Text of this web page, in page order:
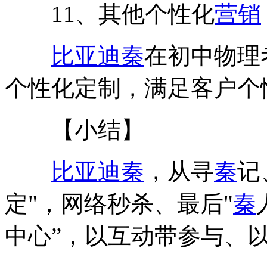
11、其他个性化营销
比亚迪秦在初中物
个性化定制，满足客户
【小结】
比亚迪秦 ，从寻秦记
定"，网络秒杀、最后"秦
中心”，以互动带参与、